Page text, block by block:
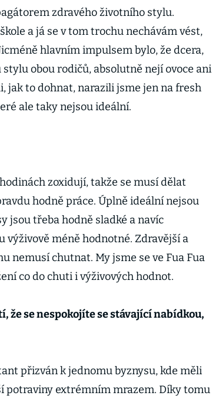
zdravého životního stylu.
a já se v tom trochu nechávám vést,
hlavním impulsem bylo, že dcera,
obou rodičů, absolutně nejí ovoce ani
jak to dohnat, narazili jsme jen na fresh
ale taky nejsou ideální.
zoxidují, takže se musí dělat
hodně práce. Úplně ideální nejsou
jsou třeba hodně sladké a navíc
výživově méně hodnotné. Zdravější a
nemusí chutnat. My jsme se ve Fua Fua
co do chuti i výživových hodnot.
že se nespokojíte se stávající nabídkou,
přizván k jednomu byznysu, kde měli
potraviny extrémním mrazem. Díky tomu